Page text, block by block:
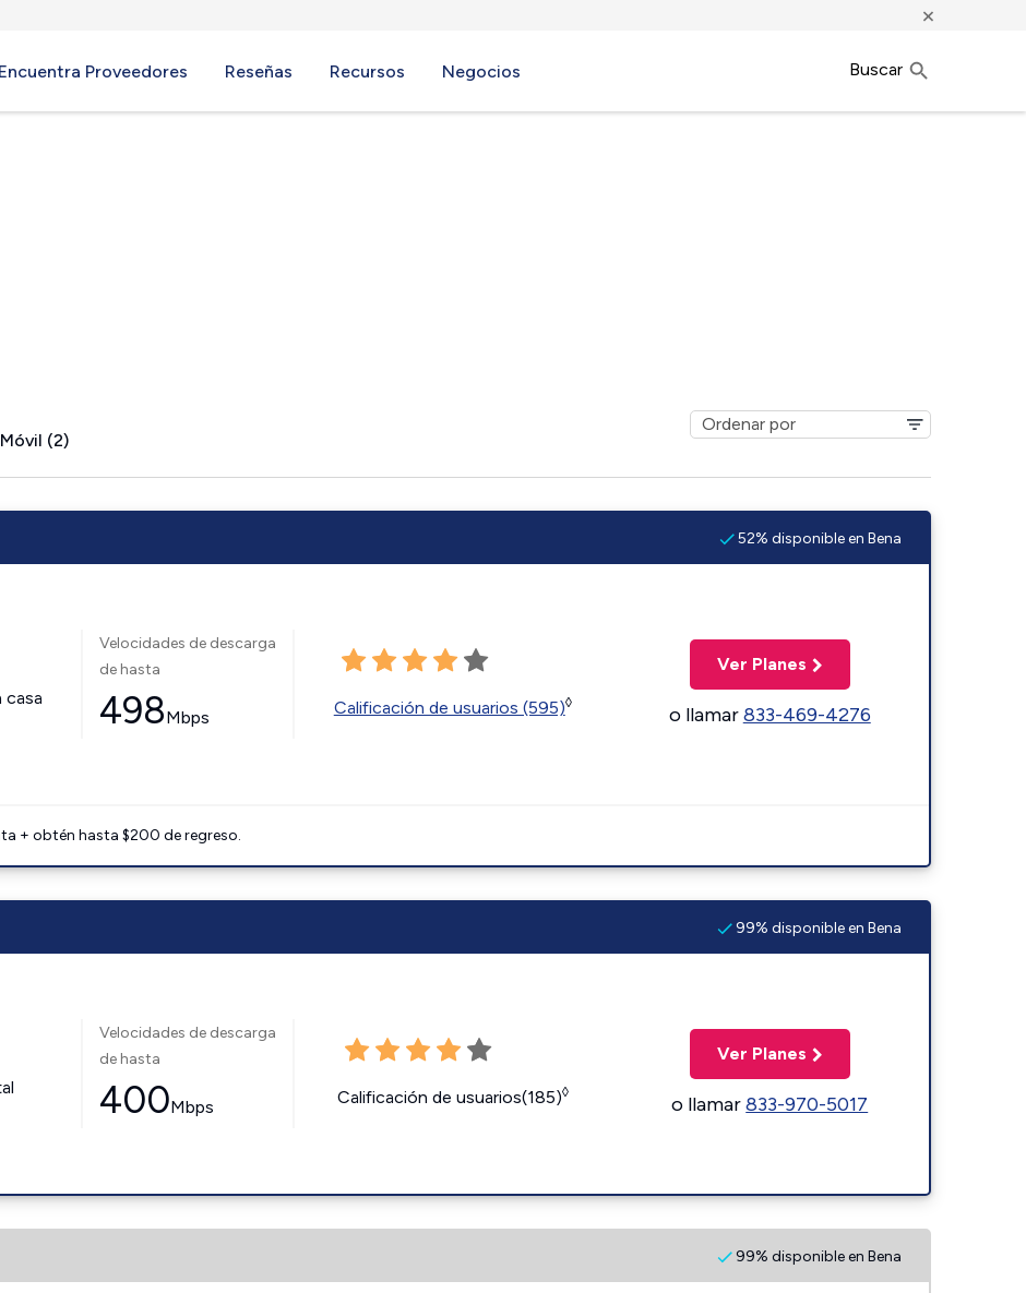
×
Encuentra Proveedores Reseñas Recursos Negocios Buscar
Móvil (2)
52% disponible en Bena
casa
Velocidades de descarga
de hasta
498Mbps Calificación de usuarios (595)◊
Ver Planes
o llamar833-469-4276
+ obtén hasta $200 de regreso.
99% disponible en Bena
Velocidades de descarga
de hasta
400Mbps Calificación de usuarios(185)◊
Ver Planes
o llamar833-970-5017
99% disponible en Bena